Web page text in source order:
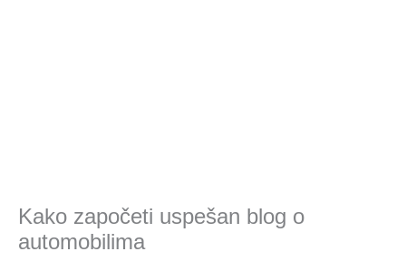
Kako započeti uspešan blog o
automobilima